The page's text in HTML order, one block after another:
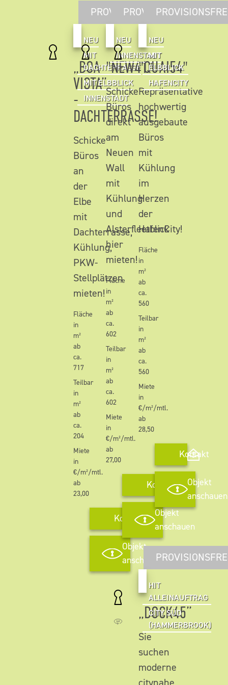
PROVISIONSFREI
NEU
MIT
DACHTERRASSE
MIT ELBBLICK
INNENSTADT
„BOA
VISTA”
-
DACHTERRASSE!
Schicke
Büros
an
der
Elbe
mit
Dachterrasse,
Kühlung,
PKW-
Stellplätzen
mieten!
Fläche
in
m²
ab
ca.
717
Teilbar
in
m²
ab
ca.
204
Miete
in
€/m²/mtl.
ab
23,00
Kontakt
Objekt
anschauen
PROVISIONSFREI
NEU
INNENSTADT
"NEW41"
Schicke
Büros
direkt
am
Neuen
Wall
mit
Kühlung
und
Alsterfleetblick
hier
mieten!
Fläche
in
m²
ab
ca.
602
Teilbar
in
m²
ab
ca.
602
Miete
in
€/m²/mtl.
ab
27,00
Kontakt
Objekt
anschauen
NEU
MIT
ELBBLICK
HAFENCITY
"QUAI54"
Repräsentative
hochwertig
ausgebaute
Büros
mit
Kühlung
im
Herzen
der
HafenCity!
Fläche
in
m²
ab
ca.
560
Teilbar
in
m²
ab
ca.
560
Miete
in
€/m²/mtl.
ab
28,50
Kontakt
Objekt
anschauen
HIT
ALLEINAUFTRAG
CITY SÜD
(HAMMERBROOK)
„DOCK45”
Sie
suchen
moderne